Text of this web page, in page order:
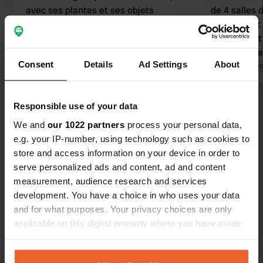
Consent Details Ad Settings About
Responsible use of your data
We and our 1022 partners process your personal data,
e.g. your IP-number, using technology such as cookies to
store and access information on your device in order to
serve personalized ads and content, ad and content
measurement, audience research and services
development. You have a choice in who uses your data
and for what purposes. Your privacy choices are only
applicable on this digital property where you have made
any time from the Cookie Declaration or by clicking on
avec ses plantes et ses objets
aéré. Le personnel est très
accueillant. Le seul bémol : l'absence
Traduit par GoogleAfficher l'original
de 4 salles
l'accueil
d'entrée
fauteuils.
d'ombre.
Traduit par
Voir tous les 8 avis
Es-tu déjà venu ici ?
Contact